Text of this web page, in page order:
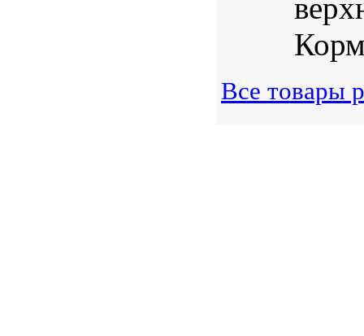
Все товары